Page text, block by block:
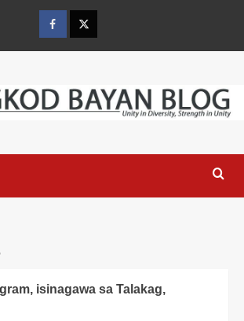
FacebookTwitter
isinagawa sa Talakag,